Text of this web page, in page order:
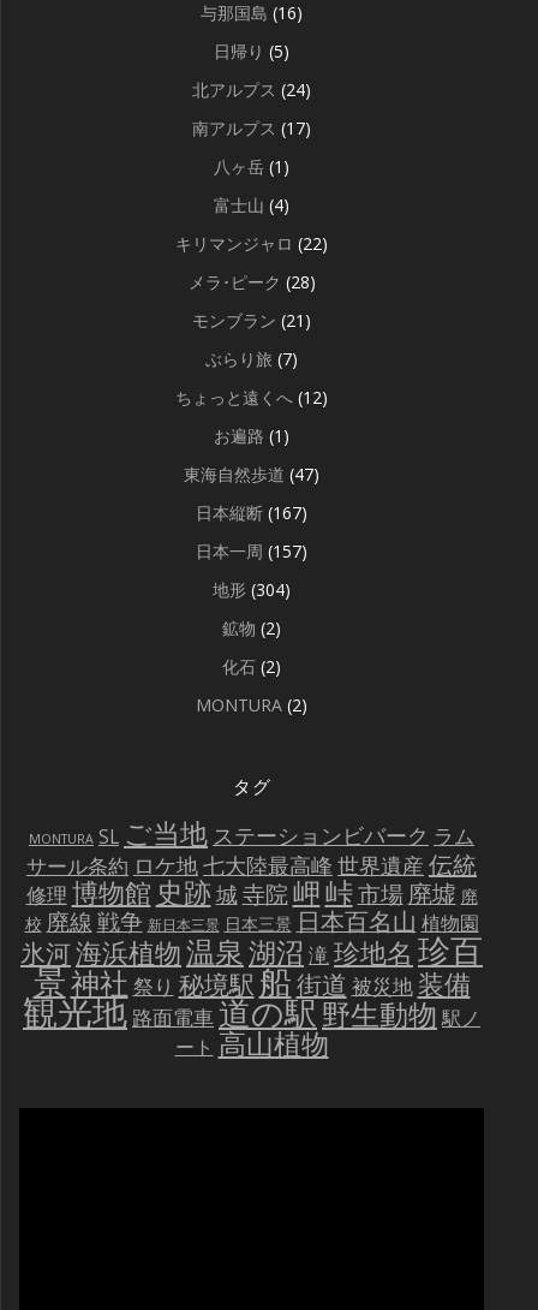
与那国島 (16)
日帰り (5)
北アルプス (24)
南アルプス (17)
八ヶ岳 (1)
富士山 (4)
キリマンジャロ (22)
メラ･ピーク (28)
モンブラン (21)
ぶらり旅 (7)
ちょっと遠くへ (12)
お遍路 (1)
東海自然歩道 (47)
日本縦断 (167)
日本一周 (157)
地形 (304)
鉱物 (2)
化石 (2)
MONTURA (2)
タグ
MONTURA SL ご当地 ステーションビバーク ラム
サール条約 ロケ地七大陸最高峰 世界遺産 伝統
修理 博物館 史跡城寺院岬峠市場 廃墟 廃
校 廃線戦争 新日本三景 日本三景 日本百名山 植物園
氷河海浜植物温泉湖沼 滝珍地名 珍百
景神社 祭り 秘境駅船街道 被災地 装備
観光地 路面電車道の駅野生動物 駅ノ
ート 高山植物